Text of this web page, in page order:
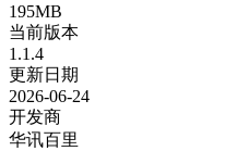
195MB
当前版本
1.1.4
更新日期
2026-06-24
开发商
华讯百里